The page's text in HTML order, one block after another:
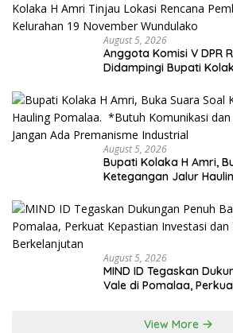
August 5, 2026
Anggota Komisi V DPR
Didampingi Bupati
Kelurahan 19 November
August 5, 2026
Bupati Kolaka H Amri,
Ketegangan Jalur Hauling
Ada Premanisme
August 5, 2026
MIND ID Tegaskan
Vale di Pomalaa,
View More